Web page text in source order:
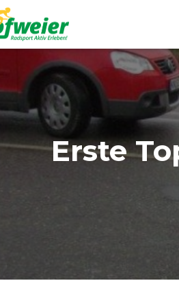
Erste